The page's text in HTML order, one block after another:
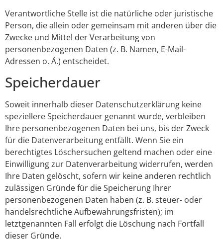
Verantwortliche Stelle ist die natürliche oder juristische
Person, die allein oder gemeinsam mit anderen über die
Zwecke und Mittel der Verarbeitung von
personenbezogenen Daten (z. B. Namen, E-Mail-
Adressen o. Ä.) entscheidet.
Speicherdauer
Soweit innerhalb dieser Datenschutzerklärung keine
speziellere Speicherdauer genannt wurde, verbleiben
Ihre personenbezogenen Daten bei uns, bis der Zweck
für die Datenverarbeitung entfällt. Wenn Sie ein
berechtigtes Löschersuchen geltend machen oder eine
Einwilligung zur Datenverarbeitung widerrufen, werden
Ihre Daten gelöscht, sofern wir keine anderen rechtlich
zulässigen Gründe für die Speicherung Ihrer
personenbezogenen Daten haben (z. B. steuer- oder
handelsrechtliche Aufbewahrungsfristen); im
letztgenannten Fall erfolgt die Löschung nach Fortfall
dieser Gründe.